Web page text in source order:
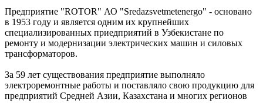
Предприятие "ROTOR" АО "Sredazsvetmetenergo" - основано
в 1953 году и является одним их крупнейших
специализированных приедприятий в Узбекистане по
ремонту и модернизации электрических машин и силовых
трансформаторов.
За 59 лет существования предприятие выполняло
электроремонтные работы и поставляло свою продукцию для
предприятий Средней Азии, Казахстана и многих регионов